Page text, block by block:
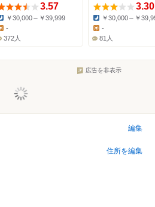
3.57
￥30,000～￥39,999
-
372人
3.30
￥30,000～￥
-
81人
広告を非表示
編集
住所を編集